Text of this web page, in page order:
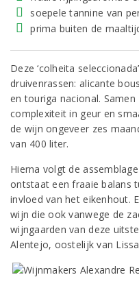
soepele tannine van
prima buiten de
Deze ‘colheita
druivenrassen: alicante
en touriga nacional.
complexiteit in geur en
de wijn ongeveer zes
van 400 liter.
Hierna volgt de
ontstaat een fraaie balans
invloed van het eikenhout.
wijn die ook vanwege de
wijngaarden van deze
Alentejo, oostelijk van